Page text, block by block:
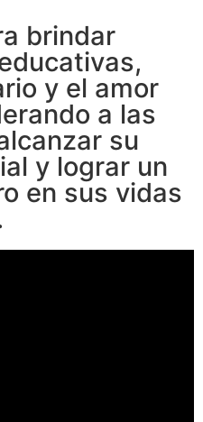
brindar
y el amor
a las
su
y lograr un
en sus vidas